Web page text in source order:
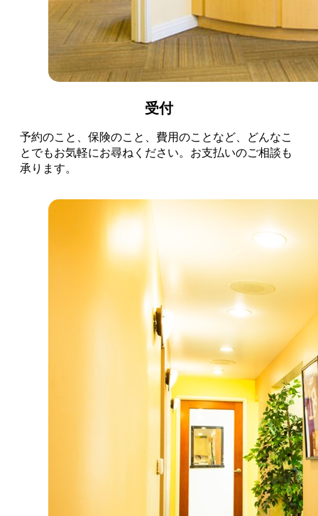
受付
予約のこと、保険のこと、費用のことなど、どんなこ
とでもお気軽にお尋ねください。お支払いのご相談も
承ります。